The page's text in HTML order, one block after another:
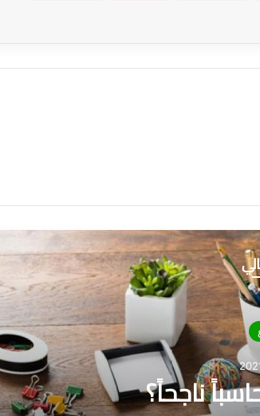
ناجحاً؟